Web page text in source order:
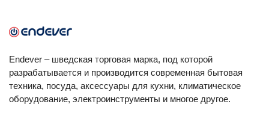
Endever – шведская торговая марка, под которой
разрабатывается и производится современная бытовая
техника, посуда, аксессуары для кухни, климатическое
оборудование, электроинструменты и многое другое.